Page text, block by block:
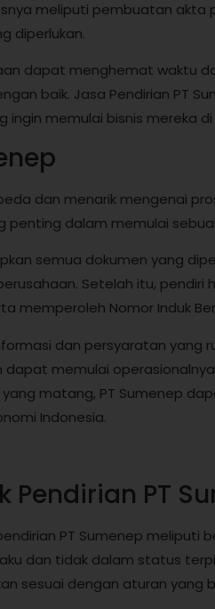
meliputi pembuatan akta
diperlukan.
dapat menghemat waktu
baik. Jasa Pendirian PT
memulai bisnis mereka di
dan menarik mengenai
penting dalam memulai
semua dokumen yang
Setelah itu,
memperoleh Nomor Induk
dan persyaratan yang
dapat memulai
matang, PT Sumenep
Indonesia.
Pendirian PT
PT Sumenep meliputi
dan tidak dalam status
sesuai dengan aturan yang